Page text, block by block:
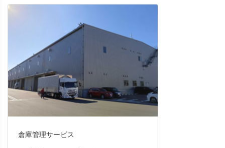
倉庫管理サービス